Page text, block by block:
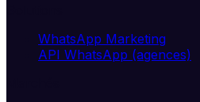
WhatsApp Marketing
API WhatsApp (agences)